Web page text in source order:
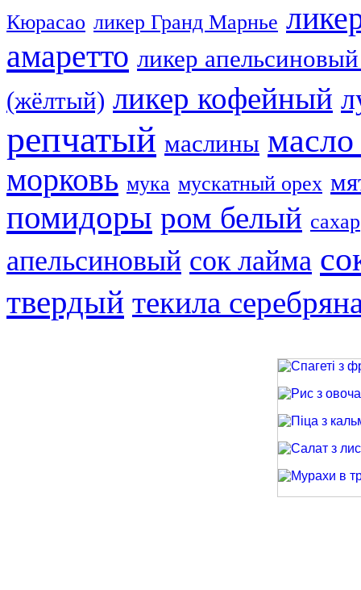
Кюрасао ликер Гранд Марнье
амаретто ликер
(жёлтый) ликер кофейный
репчатый маслины масло
морковь мука мускатный орех
помидоры ром белый сахар
апельсиновый сок лайма
твердый текила